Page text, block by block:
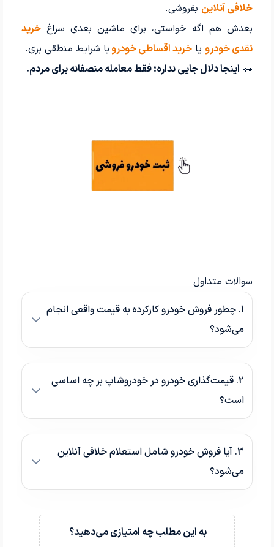
خلافی آنلاین بفروشی.
بعدش هم اگه خواستی، برای ماشین بعدی سراغخرید
نقدی خودرویا خرید اقساطی خودروبا شرایط منطقی بری.
🚗 اینجا دلال جایی نداره؛ فقط معامله منصفانه برای مردم.
سوالات متداول
1. چطور فروش خودرو کارکرده به قیمت واقعی انجام
می‌شود؟
2. قیمت‌گذاری خودرو در خودروشاپ بر چه اساسی
است؟
3. آیا فروش خودرو شامل استعلام خلافی آنلاین
می‌شود؟
به این مطلب چه امتیازی می‌دهید؟